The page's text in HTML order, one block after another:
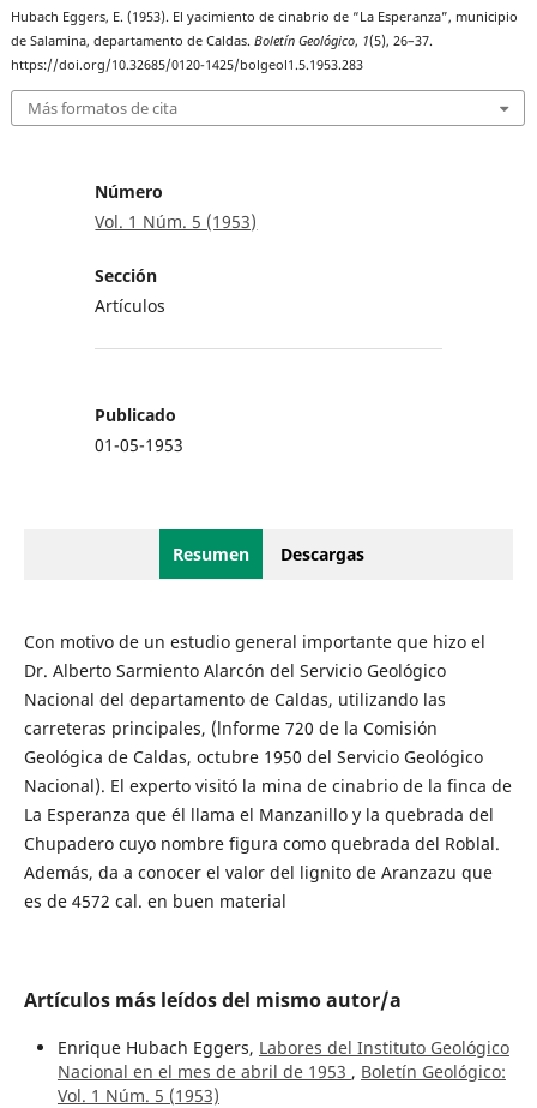
Hubach Eggers, E. (1953). El yacimiento de cinabrio de “La Esperanza”, municipio
de Salamina, departamento de Caldas.Boletín Geológico, 1(5), 26–37.
https://doi.org/10.32685/0120-1425/bolgeol1.5.1953.283
Más formatos de cita
Número
Vol. 1 Núm. 5 (1953)
Sección
Artículos
Publicado
01-05-1953
Resumen Descargas
Con motivo de un estudio general importante que hizo el
Dr. Alberto Sarmiento Alarcón del Servicio Geológico
Nacional del departamento de Caldas, utilizando las
carreteras principales, (lnforme 720 de la Comisión
Geológica de Caldas, octubre 1950 del Servicio Geológico
Nacional). El experto visitó la mina de cinabrio de la finca de
La Esperanza que él llama el Manzanillo y la quebrada del
Chupadero cuyo nombre figura como quebrada del Roblal.
Además, da a conocer el valor del lignito de Aranzazu que
es de 4572 cal. en buen material
Artículos más leídos del mismo autor/a
Enrique Hubach Eggers, Labores del Instituto Geológico
Nacional en el mes de abril de 1953 , Boletín Geológico:
Vol. 1 Núm. 5 (1953)